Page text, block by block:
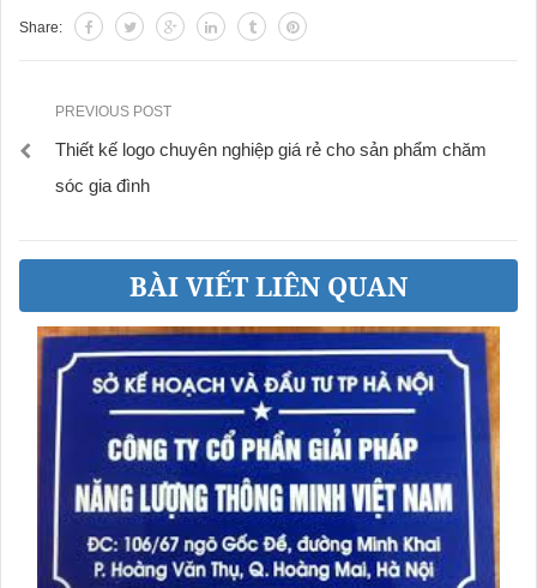
Share:
PREVIOUS POST
Thiết kế logo chuyên nghiệp giá rẻ cho sản phẩm chăm
sóc gia đình
BÀI VIẾT LIÊN QUAN